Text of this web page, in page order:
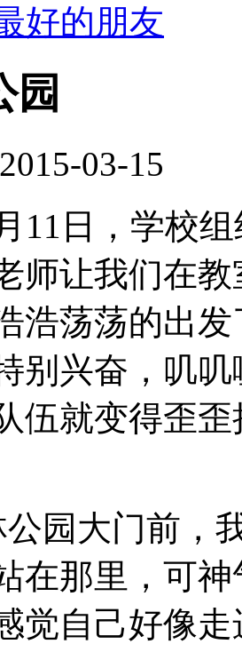
好的朋友
园
2015-03-15
11日，学校
师让我们在
浩荡荡的出
别兴奋，叽
伍就变得歪
园大门前，
在那里，可
觉自己好像